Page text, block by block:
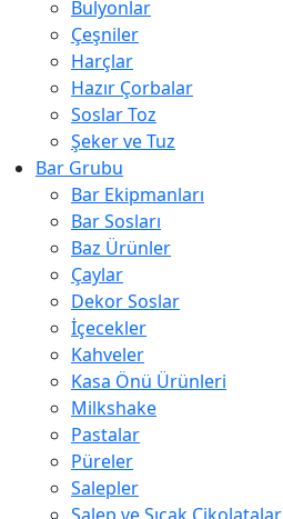
Bulyonlar
Çeşniler
Harçlar
Hazır Çorbalar
Soslar Toz
Şeker ve Tuz
Bar Grubu
Bar Ekipmanları
Bar Sosları
Baz Ürünler
Çaylar
Dekor Soslar
İçecekler
Kahveler
Kasa Önü Ürünleri
Milkshake
Pastalar
Püreler
Salepler